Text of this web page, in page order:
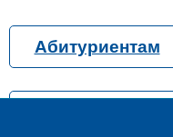
Абитуриентам